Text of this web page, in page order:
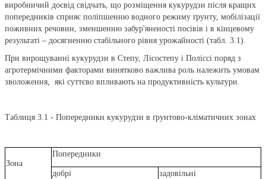
виробничий досвід свідчать, що розміщення кукурудзи після кращих
попередників сприяє поліпшенню водного режиму ґрунту, мобілізації
поживних речовин, зменшенню забур'яненості посівів і в кінцевому
результаті – досягненню стабільного рівня урожайності (табл. 3.1).
При вирощуванні кукурудзи в Степу, Лісостепу і Поліссі поряд з
агротермічними факторами винятково важлива роль належить умовам
зволоження, які суттєво впливають на продуктивність культури.
Таблиця 3.1 - Попередники кукурудзи в ґрунтово-кліматичних зонах
Зона
Попередники
добрі задовільні